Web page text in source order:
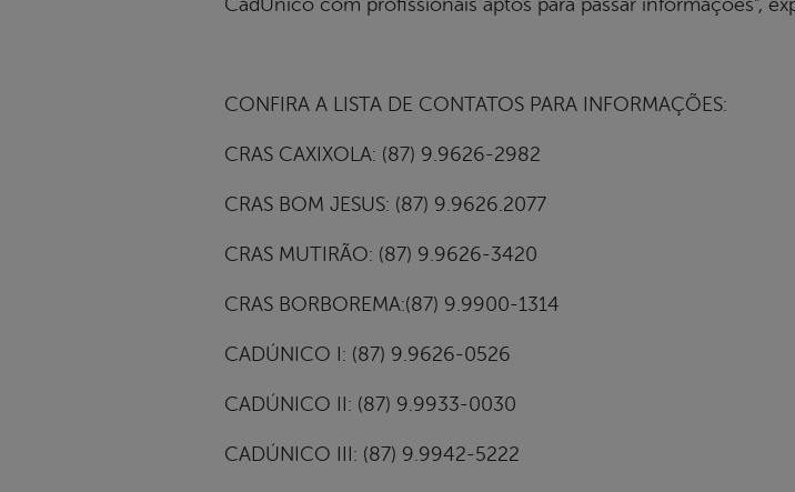
CadÚnico com profissionais aptos para passar informações”,
CONFIRA A LISTA DE CONTATOS PARA INFORMAÇÕES:
CRAS CAXIXOLA: (87) 9.9626-2982
CRAS BOM JESUS: (87) 9.9626.2077
CRAS MUTIRÃO: (87) 9.9626-3420
CRAS BORBOREMA:(87) 9.9900-1314
CADÚNICO I: (87) 9.9626-0526
CADÚNICO II: (87) 9.9933-0030
CADÚNICO III: (87) 9.9942-5222